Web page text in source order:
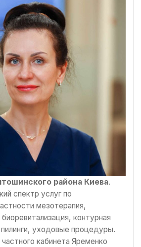
района Киева.
спектр услуг по
мезотерапия,
контурная
пилинги, уходовые процедуры.
кабинета Яременко